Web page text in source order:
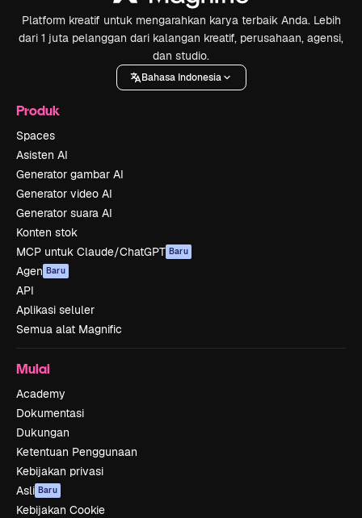
Platform kreatif untuk mengarahkan karya terbaik Anda. Lebih
dari 1 juta pelanggan dari kalangan kreatif, perusahaan, agensi,
dan studio.
Bahasa Indonesia
Produk
Spaces
Asisten AI
Generator gambar AI
Generator video AI
Generator suara AI
Konten stok
MCP untuk Claude/ChatGPT Baru
Agen Baru
API
Aplikasi seluler
Semua alat Magnific
Mulai
Academy
Dokumentasi
Dukungan
Ketentuan Penggunaan
Kebijakan privasi
Asli Baru
Kebijakan Cookie